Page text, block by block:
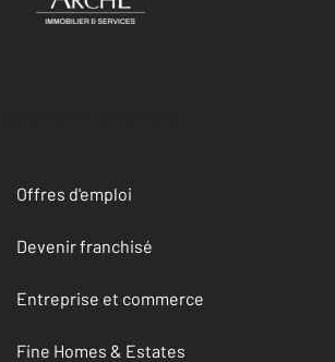
Accéder à mon compte
Offres d'emploi
Devenir franchisé
Entreprise et commerce
Fine Homes & Estates